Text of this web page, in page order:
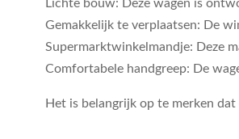
Lichte bouw: Deze wagen is
Gemakkelijk te verplaatsen: De
Supermarktwinkelmandje: Deze
Comfortabele handgreep: De
Het is belangrijk op te merken